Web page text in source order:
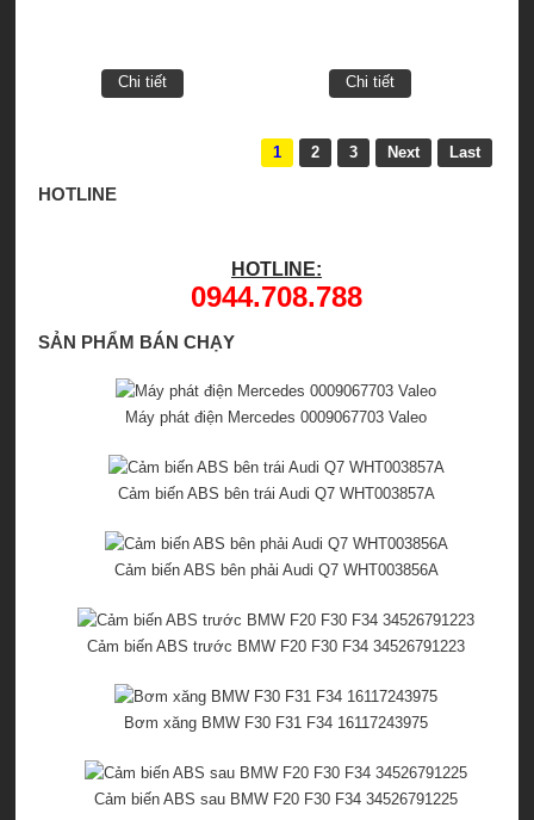
Chi tiết Chi tiết
1 2 3 Next Last
HOTLINE
HOTLINE:
0944.708.788
SẢN PHẨM BÁN CHẠY
Máy phát điện Mercedes 0009067703 Valeo
Cảm biến ABS bên trái Audi Q7 WHT003857A
Cảm biến ABS bên phải Audi Q7 WHT003856A
Cảm biến ABS trước BMW F20 F30 F34 34526791223
Bơm xăng BMW F30 F31 F34 16117243975
Cảm biến ABS sau BMW F20 F30 F34 34526791225